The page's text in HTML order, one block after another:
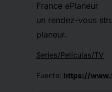
France ePlaneur
un rendez-vous
planeur.
Series/Películas/TV
Fuente: https://